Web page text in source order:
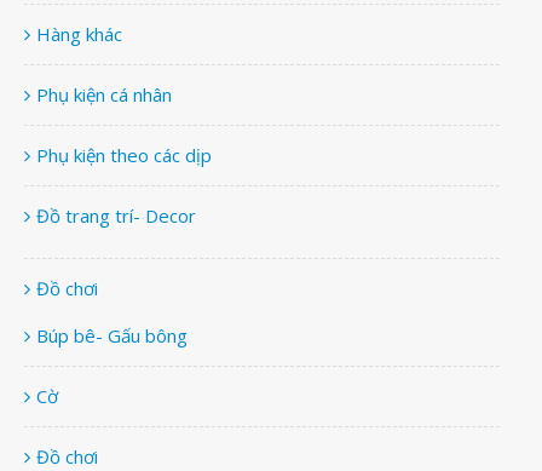
Hàng khác
Phụ kiện cá nhân
Phụ kiện theo các dịp
Đồ trang trí- Decor
Đồ chơi
Búp bê- Gấu bông
Cờ
Đồ chơi